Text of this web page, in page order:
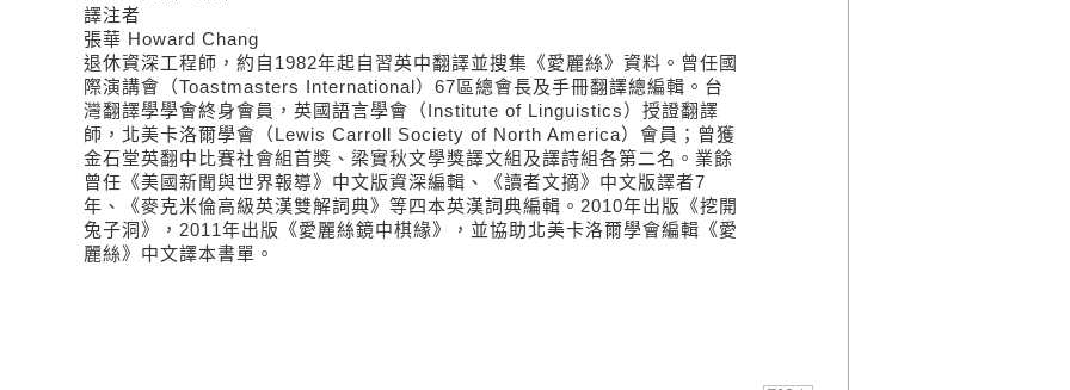
譯注者
張華 Howard Chang
退休資深工程師，約自1982年起自習英中翻譯並搜集《愛麗絲》資料。曾任國
際演講會（Toastmasters International）67區總會長及手冊翻譯總編輯。台
灣翻譯學學會終身會員，英國語言學會（Institute of Linguistics）授證翻譯
師，北美卡洛爾學會（Lewis Carroll Society of North America）會員；曾獲
金石堂英翻中比賽社會組首獎、梁實秋文學獎譯文組及譯詩組各第二名。業餘
曾任《美國新聞與世界報導》中文版資深編輯、《讀者文摘》中文版譯者7
年、《麥克米倫高級英漢雙解詞典》等四本英漢詞典編輯。2010年出版《挖開
兔子洞》，2011年出版《愛麗絲鏡中棋緣》，並協助北美卡洛爾學會編輯《愛
麗絲》中文譯本書單。